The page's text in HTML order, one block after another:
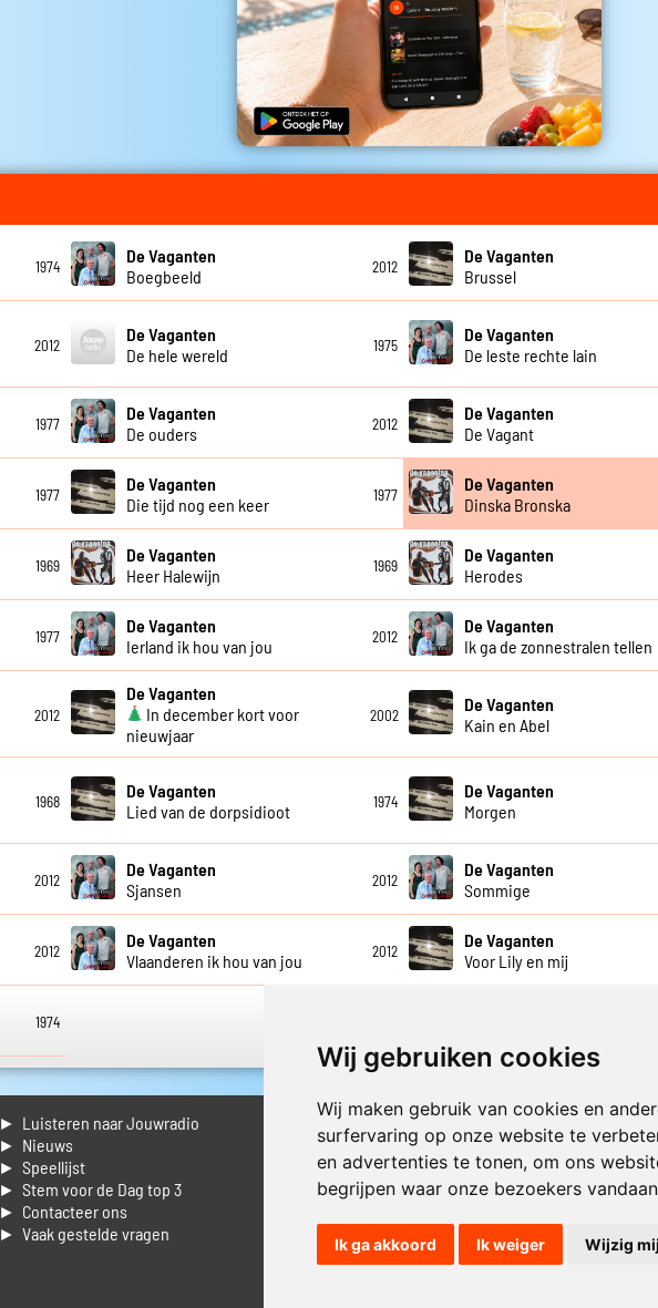
Wij gebruiken cookies
Wij maken gebruik van cookies en
surfervaring op onze website te
en advertenties te tonen, om ons
begrijpen waar onze bezoekers
Ik ga akkoord Ik weiger Wijzig
1974
De Vaganten
Boegbeeld
2012
De Vaganten
Brussel
2012
De Vaganten
De hele wereld
1975
De Vaganten
De leste rechte lain
1977
De Vaganten
De ouders
2012
De Vaganten
De Vagant
1977
De Vaganten
Die tijd nog een keer
1977
De Vaganten
Dinska Bronska
1969
De Vaganten
Heer Halewijn
1969
De Vaganten
Herodes
1977
De Vaganten
Ierland ik hou van jou
2012
De Vaganten
Ik ga de zonnestralen tellen
2012
De Vaganten
In december kort voor
nieuwjaar
2002
De Vaganten
Kain en Abel
1968
De Vaganten
Lied van de dorpsidioot
1974
De Vaganten
Morgen
2012
De Vaganten
Sjansen
2012
De Vaganten
Sommige
2012
De Vaganten
Vlaanderen ik hou van jou
2012
De Vaganten
Voor Lily en mij
1974
► Luisteren naar Jouwradio
► Nieuws
► Speellijst
► Stem voor de Dag top 3
► Contacteer ons
► Vaak gestelde vragen
► Livestream informatie
► Muziek opzoeken
► Vlaamse 100 Aller tijden
► De 50 beste van...
► Cookie voorkeuren wijzigen
► Privacyinformatie
Luister nu naar
landen hoor je
digitale kwaliteit